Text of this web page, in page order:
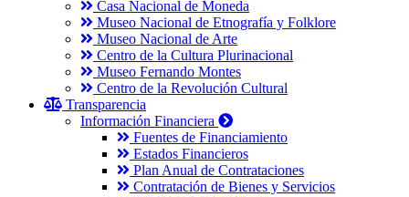
Casa Nacional de Moneda
Museo Nacional de Etnografía y Folklore
Museo Nacional de Arte
Centro de la Cultura Plurinacional
Museo Fernando Montes
Centro de la Revolución Cultural
Transparencia
Información Financiera
Fuentes de Financiamiento
Estados Financieros
Plan Anual de Contrataciones
Contratación de Bienes y Servicios